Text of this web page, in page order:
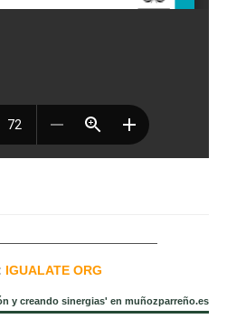
IGUALATE ORG
y creando sinergias' en muñozparreño.es